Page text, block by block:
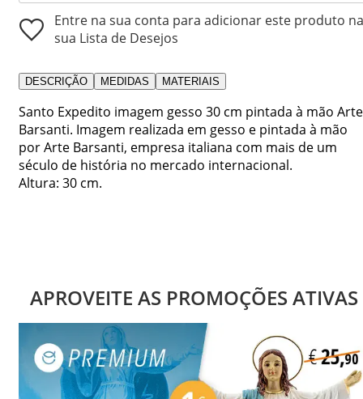
Entre na sua conta para adicionar este produto na
sua Lista de Desejos
DESCRIÇÃO MEDIDAS MATERIAIS
Santo Expedito imagem gesso 30 cm pintada à mão Arte
Barsanti. Imagem realizada em gesso e pintada à mão
por Arte Barsanti, empresa italiana com mais de um
século de história no mercado internacional.
Altura: 30 cm.
APROVEITE AS PROMOÇÕES ATIVAS